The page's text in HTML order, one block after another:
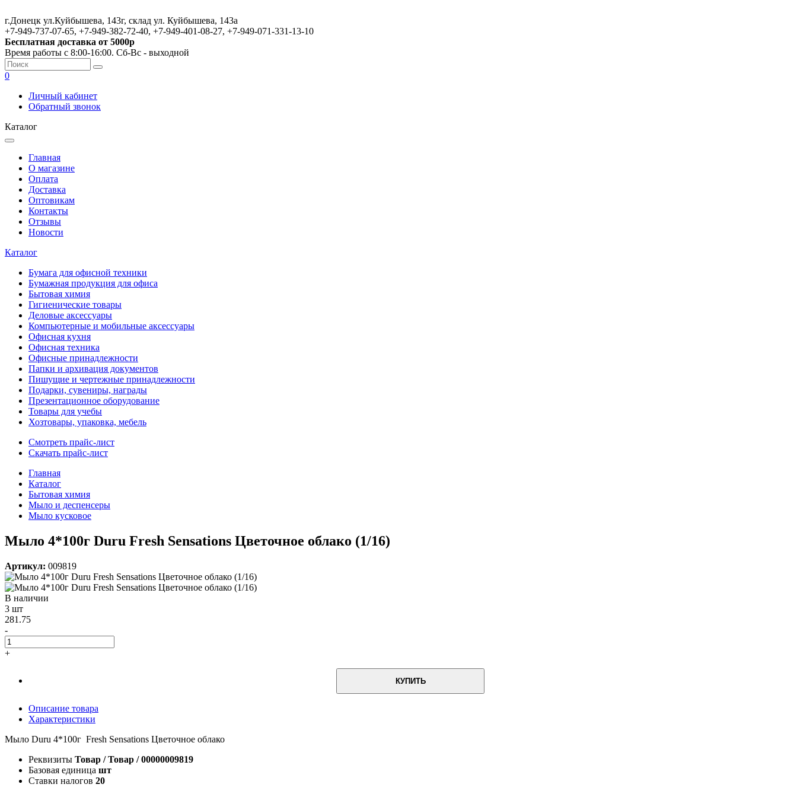
г.Донецк ул.Куйбышева, 143г, склад ул. Куйбышева, 143а
+7-949-737-07-65, +7-949-382-72-40, +7-949-401-08-27, +7-949-071-331-13-10
Бесплатная доставка от 5000р
Время работы с 8:00-16:00. Сб-Вс - выходной
0
Личный кабинет
Обратный звонок
Каталог
Главная
О магазине
Оплата
Доставка
Оптовикам
Контакты
Отзывы
Новости
Каталог
Бумага для офисной техники
Бумажная продукция для офиса
Бытовая химия
Гигиенические товары
Деловые аксессуары
Компьютерные и мобильные аксессуары
Офисная кухня
Офисная техника
Офисные принадлежности
Папки и архивация документов
Пишущие и чертежные принадлежности
Подарки, сувениры, награды
Презентационное оборудование
Товары для учебы
Хозтовары, упаковка, мебель
Смотреть прайс-лист
Скачать прайс-лист
Главная
Каталог
Бытовая химия
Мыло и деспенсеры
Мыло кусковое
Мыло 4*100г Duru Fresh Sensations Цветочное облако (1/16)
Артикул: 009819
В наличии
3 шт
281.75
-
+
КУПИТЬ
Описание товара
Характеристики
Мыло Duru 4*100г Fresh Sensations Цветочное облако
Реквизиты Товар / Товар / 00000009819
Базовая единица шт
Ставки налогов 20